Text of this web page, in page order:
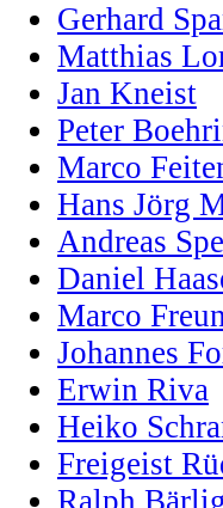
Gerhard
Matthias
Jan Kneist
Peter
Marco
Hans Jörg
Andreas
Daniel
Marco
Johannes
Erwin Riva
Heiko
Freigeist